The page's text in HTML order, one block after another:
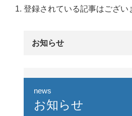
登録されている記事はござい
お知らせ
news
お知らせ